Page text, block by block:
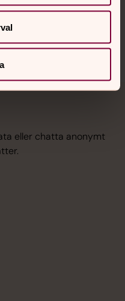
eller chatta anonymt